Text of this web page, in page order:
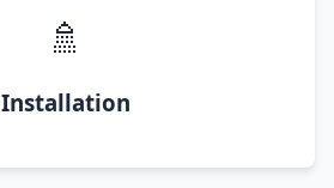
🚿
Installation